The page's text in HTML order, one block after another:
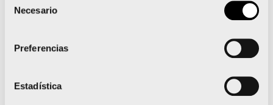
Necesario
Preferencias
Estadística
La Marea Rosa inunda las calles de València con
Todos los detalles del Mundial Valencia 2018 en el